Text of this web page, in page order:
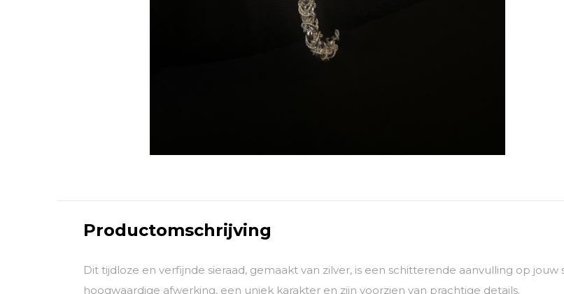
Productomschrijving
Dit tijdloze en verfijnde sieraad, gemaakt van zilver, is een schitterende aanvulling op
hoogwaardige afwerking, een uniek karakter en zijn voorzien van prachtige details.